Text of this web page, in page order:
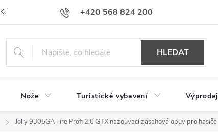
+420 568 824 200
Kontakty Doprava a platba Hodnocení obchodu
HLEDAT
Nože Turistické vybavení Výprodej
Jolly 9305GA Fire Profi 2.0 GTX nazouvací zásahová obuv pro hasiče